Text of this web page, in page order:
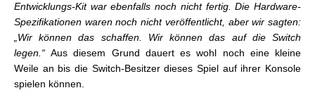
Entwicklungs-Kit war ebenfalls noch nicht fertig. Die Hardware-
Spezifikationen waren noch nicht veröffentlicht, aber wir sagten:
„Wir können das schaffen. Wir können das auf die Switch
legen.“Aus diesem Grund dauert es wohl noch eine kleine
Weile an bis die Switch-Besitzer dieses Spiel auf ihrer Konsole
spielen können.